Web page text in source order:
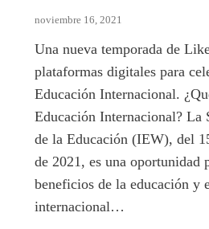
noviembre 16, 2021
Una nueva temporada de
plataformas digitales para
Educación Internacional.
Educación Internacional? La
de la Educación (IEW), del
de 2021, es una oportunidad
beneficios de la educación y
internacional…